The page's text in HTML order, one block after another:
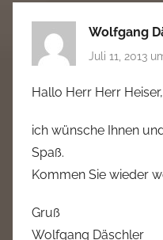
Wolfgang
Juli 11, 2013
Hallo Herr Herr Heiser,
ich wünsche Ihnen
Spaß.
Kommen Sie wieder
Gruß
Wolfgang Däschler